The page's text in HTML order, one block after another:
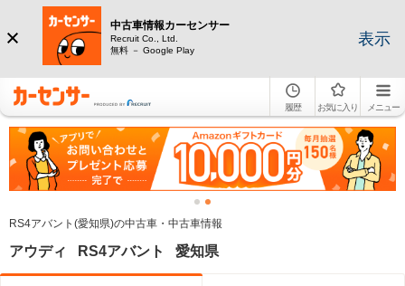
中古車情報カーセンサー
Recruit Co., Ltd.
無料 － Google Play
表示
履歴 お気に入り メニュー
RS4アバント(愛知県)の中古車・中古車情報
アウディ RS4アバント 愛知県